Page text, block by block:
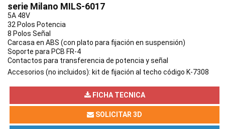
serie Milano MILS-6017
5A 48V
32 Polos Potencia
8 Polos Señal
Carcasa en ABS (con plato para fijación en suspensión)
Soporte para PCB FR-4
Contactos para transferencia de potencia y señal
Accesorios (no incluidos): kit de fijación al techo código K-7308
FICHA TECNICA
SOLICITAR 3D